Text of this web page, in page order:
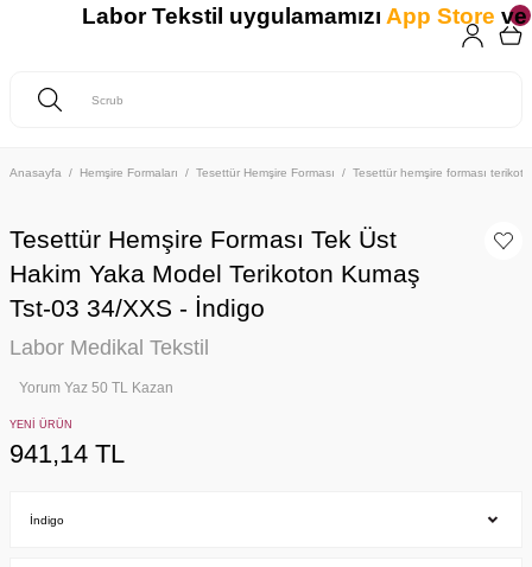
Anasayfa Hemşire Formaları Tesettür Hemşire Forması Tesettür hemşire forması
Tesettür Hemşire Forması Tek Üst
Hakim Yaka Model Terikoton Kumaş
Tst-03 34/XXS - İndigo
Labor Medikal Tekstil
Yorum Yaz 50 TL Kazan
YENİ ÜRÜN
941,14 TL
Labor Tekstil uygulamamızıApp Storeve